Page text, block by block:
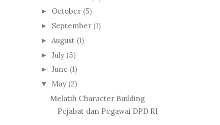
► October (5)
► September (1)
► August (1)
► July (3)
► June (1)
▼ May (2)
Melatih Character Building
Pejabat dan Pegawai DPD RI